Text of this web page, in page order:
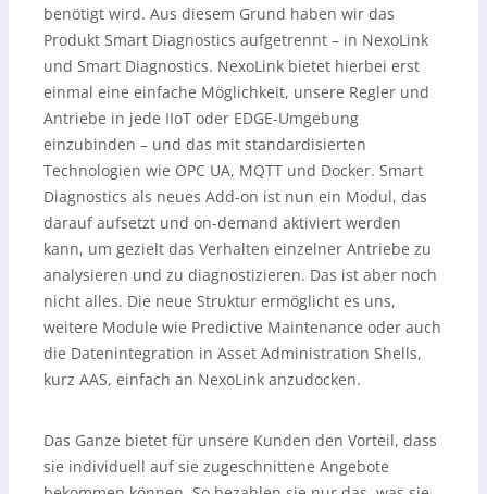
benötigt wird. Aus diesem Grund haben wir das
Produkt Smart Diagnostics aufgetrennt – in NexoLink
und Smart Diagnostics. NexoLink bietet hierbei erst
einmal eine einfache Möglichkeit, unsere Regler und
Antriebe in jede IIoT oder EDGE-Umgebung
einzubinden – und das mit standardisierten
Technologien wie OPC UA, MQTT und Docker. Smart
Diagnostics als neues Add-on ist nun ein Modul, das
darauf aufsetzt und on-demand aktiviert werden
kann, um gezielt das Verhalten einzelner Antriebe zu
analysieren und zu diagnostizieren. Das ist aber noch
nicht alles. Die neue Struktur ermöglicht es uns,
weitere Module wie Predictive Maintenance oder auch
die Datenintegration in Asset Administration Shells,
kurz AAS, einfach an NexoLink anzudocken.
Das Ganze bietet für unsere Kunden den Vorteil, dass
sie individuell auf sie zugeschnittene Angebote